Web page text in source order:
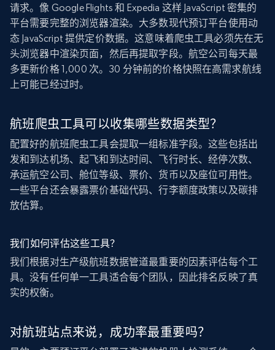
请求。像 Google Flights 和 Expedia 这样 JavaScript 密集的
平台需要完整的浏览器渲染。大多数现代预订平台使用动
态 JavaScript 提供定价数据。这意味着爬虫工具必须先在无
头浏览器中渲染页面，然后再提取字段。航空公司每天最
多更新价格 1,000 次。30 分钟前的价格快照在高需求航线
上可能已经过时。
航班爬虫工具可以收集哪些数据类型？
配置好的航班爬虫工具会提取一组标准字段。这些包括出
发和到达机场、起飞和到达时间、飞行时长、经停次数、
承运航空公司、舱位等级、票价、货币以及座位可用性。
一些平台还会暴露票价基础代码、行李额度政策以及碳排
放估算。
我们如何评估这些工具？
我们根据对生产级航班数据管道最重要的因素评估每个工
具。没有任何单一工具适合每个团队，因此排名反映了真
实的权衡。
对航班站点来说，成功率最重要吗？